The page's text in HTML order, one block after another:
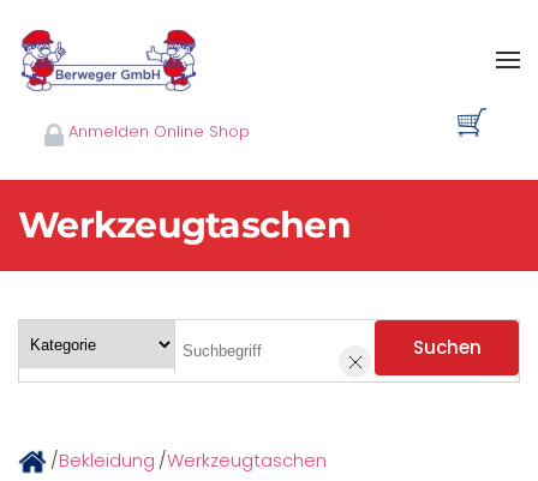
Skip to main content
Anmelden Online Shop
Werkzeugtaschen
Suchen
/Bekleidung /Werkzeugtaschen